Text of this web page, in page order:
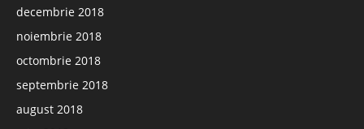
decembrie 2018
noiembrie 2018
octombrie 2018
septembrie 2018
august 2018